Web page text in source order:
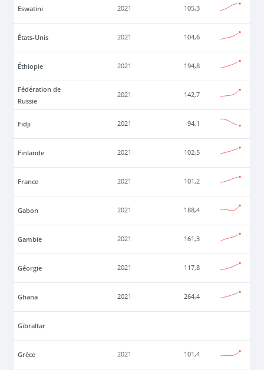
Eswatini 2021 105,3
États-Unis 2021 104,6
Éthiopie 2021 194,8
Fédération de
Russie
2021 142,7
Fidji 2021 94,1
Finlande 2021 102,5
France 2021 101,2
Gabon 2021 188,4
Gambie 2021 161,3
Géorgie 2021 117,8
Ghana 2021 264,4
Gibraltar
Grèce 2021 101,4